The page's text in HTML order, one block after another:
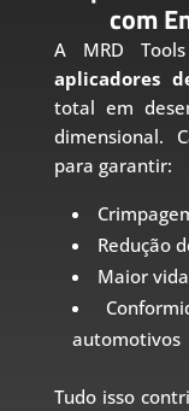
com
A MRD
aplicadores
total em
dimensional.
para garantir:
Redução
Maior
automotivos
Tudo isso